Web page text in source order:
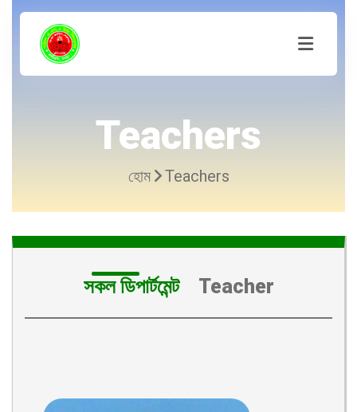
Teachers
হোম Teachers
সকল ডিপার্টমেন্ট Teacher